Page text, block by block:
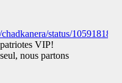
status/
VIP!
nous partons